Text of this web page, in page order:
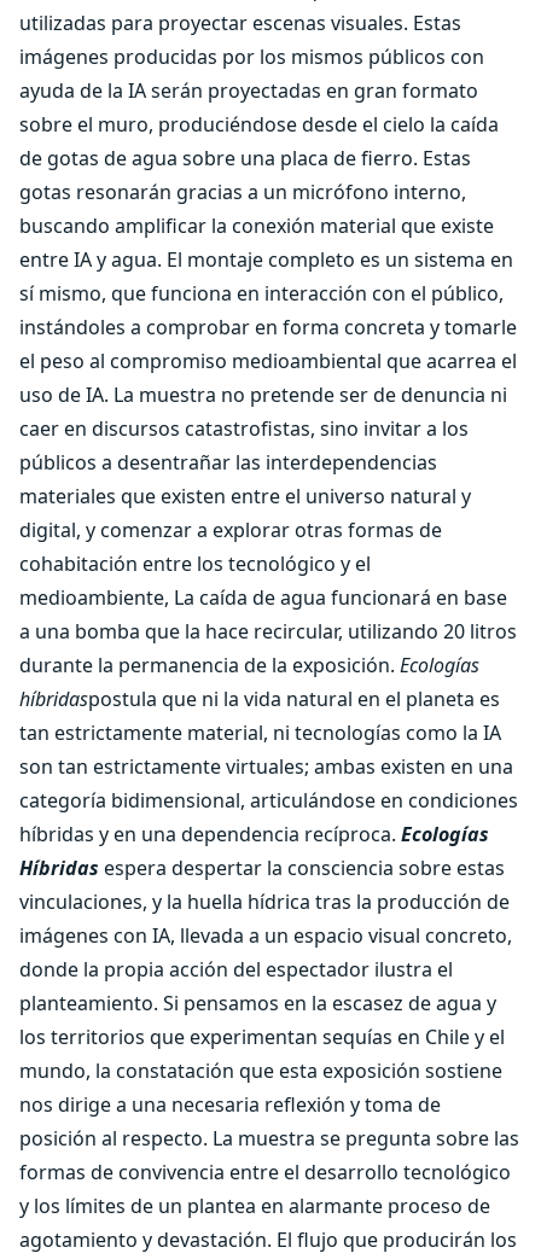
utilizadas para proyectar escenas visuales. Estas
imágenes producidas por los mismos públicos con
ayuda de la IA serán proyectadas en gran formato
sobre el muro, produciéndose desde el cielo la caída
de gotas de agua sobre una placa de fierro. Estas
gotas resonarán gracias a un micrófono interno,
buscando amplificar la conexión material que existe
entre IA y agua. El montaje completo es un sistema en
sí mismo, que funciona en interacción con el público,
instándoles a comprobar en forma concreta y tomarle
el peso al compromiso medioambiental que acarrea el
uso de IA. La muestra no pretende ser de denuncia ni
caer en discursos catastrofistas, sino invitar a los
públicos a desentrañar las interdependencias
materiales que existen entre el universo natural y
digital, y comenzar a explorar otras formas de
cohabitación entre los tecnológico y el
medioambiente, La caída de agua funcionará en base
a una bomba que la hace recircular, utilizando 20 litros
durante la permanencia de la exposición. Ecologías
híbridaspostula que ni la vida natural en el planeta es
tan estrictamente material, ni tecnologías como la IA
son tan estrictamente virtuales; ambas existen en una
categoría bidimensional, articulándose en condiciones
híbridas y en una dependencia recíproca. Ecologías
Híbridas espera despertar la consciencia sobre estas
vinculaciones, y la huella hídrica tras la producción de
imágenes con IA, llevada a un espacio visual concreto,
donde la propia acción del espectador ilustra el
planteamiento. Si pensamos en la escasez de agua y
los territorios que experimentan sequías en Chile y el
mundo, la constatación que esta exposición sostiene
nos dirige a una necesaria reflexión y toma de
posición al respecto. La muestra se pregunta sobre las
formas de convivencia entre el desarrollo tecnológico
y los límites de un plantea en alarmante proceso de
agotamiento y devastación. El flujo que producirán los